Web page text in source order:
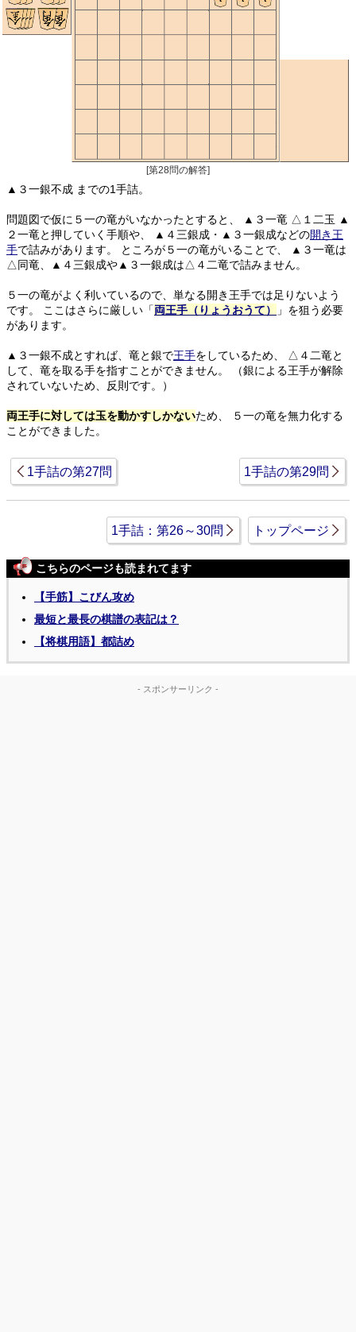
[第28問の解答]
▲３一銀不成 までの1手詰。
問題図で仮に５一の竜がいなかったとすると、
▲３一竜 △１二玉 ▲
２一竜と押していく手順や、
▲４三銀成・▲３一銀成などの開き王
手で詰みがあります。 ところが５一の竜がいることで、
▲３一竜は
△同竜、▲４三銀成や▲３一銀成は△４二竜で詰みません。
５一の竜がよく利いているので、単なる開き王手では足りないよう
です。
ここはさらに厳しい「両王手（りょうおうて）
」を狙う必要
があります。
▲３一銀不成とすれば、竜と銀で王手をしているため、
△４二竜と
して、竜を取る手を指すことができません。
（銀による王手が解除
されていないため、反則です。）
両王手に対しては玉を動かすしかないため、
５一の竜を無力化する
ことができました。
1手詰の第27問 1手詰の第29問
トップページ
1手詰：第26～30問
こちらのページも読まれてます
【手筋】こびん攻め
最短と最長の棋譜の表記は？
【将棋用語】都詰め
- スポンサーリンク -